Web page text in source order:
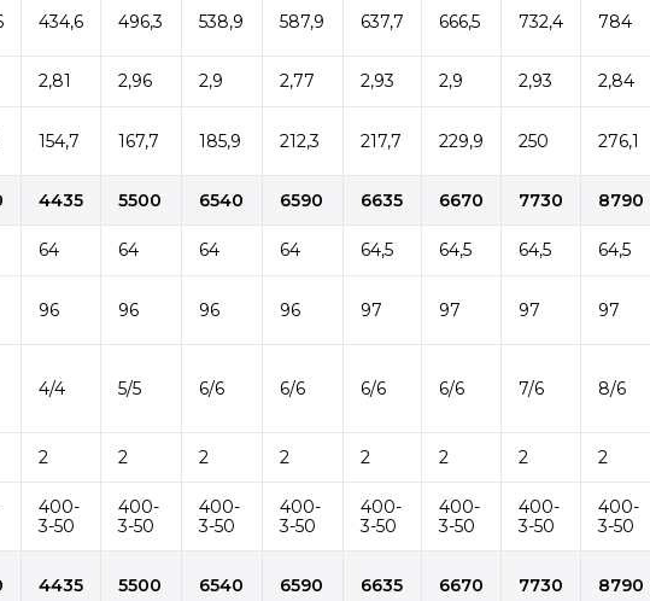
434,6 496,3 538,9 587,9 637,7 666,5 732,4 784
2,81 2,96 2,9 2,77 2,93 2,9 2,93 2,84
154,7 167,7 185,9 212,3 217,7 229,9 250 276,1
4435 5500 6540 6590 6635 6670 7730 8790
64 64 64 64 64,5 64,5 64,5 64,5
96 96 96 96 97 97 97 97
4/4 5/5 6/6 6/6 6/6 6/6 7/6 8/6
2 2 2 2 2 2 2 2
400-
3-50
400-
3-50
400-
3-50
400-
3-50
400-
3-50
400-
3-50
400-
3-50
400-
3-50
4435 5500 6540 6590 6635 6670 7730 8790